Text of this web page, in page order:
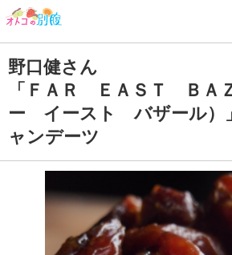
野口健さん
「ＦＡＲ ＥＡＳＴ ＢＡ
ー イースト バザール）
ャンデーツ